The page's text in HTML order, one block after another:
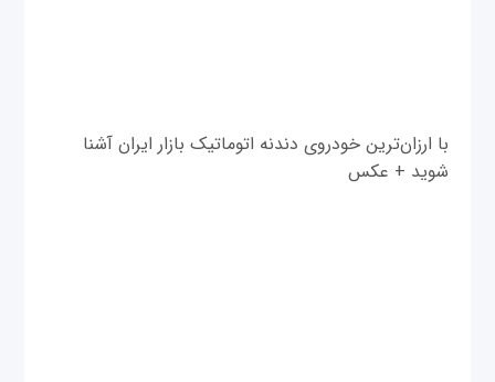
با ارزان‌ترین خودروی دندنه اتوماتیک بازار ایران آشنا
شوید + عکس